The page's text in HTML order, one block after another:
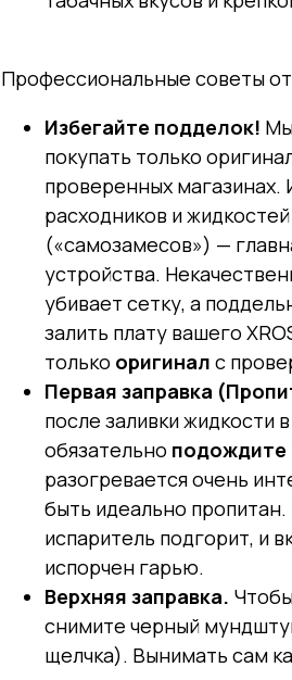
Профессиональные советы
Избегайте подделок!
покупать только
проверенных магазинах.
расходников и
(«самозамесов») —
устройства.
убивает сетку, а
залить плату вашего
только оригинал с
Первая заправка
после заливки жидкости
обязательно подождите
разогревается очень
быть идеально пропитан.
испаритель подгорит, и
испорчен гарью.
Верхняя заправка.
снимите черный
щелчка). Вынимать сам